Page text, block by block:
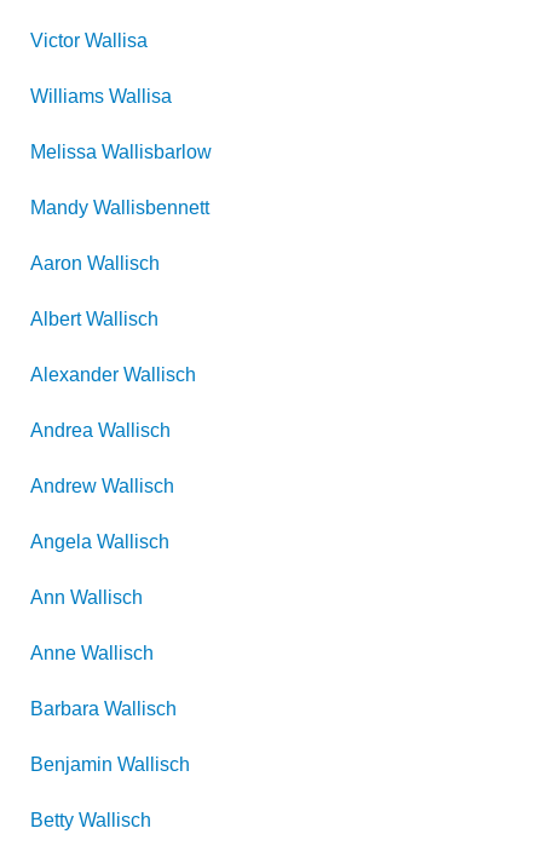
Victor Wallisa
Williams Wallisa
Melissa Wallisbarlow
Mandy Wallisbennett
Aaron Wallisch
Albert Wallisch
Alexander Wallisch
Andrea Wallisch
Andrew Wallisch
Angela Wallisch
Ann Wallisch
Anne Wallisch
Barbara Wallisch
Benjamin Wallisch
Betty Wallisch